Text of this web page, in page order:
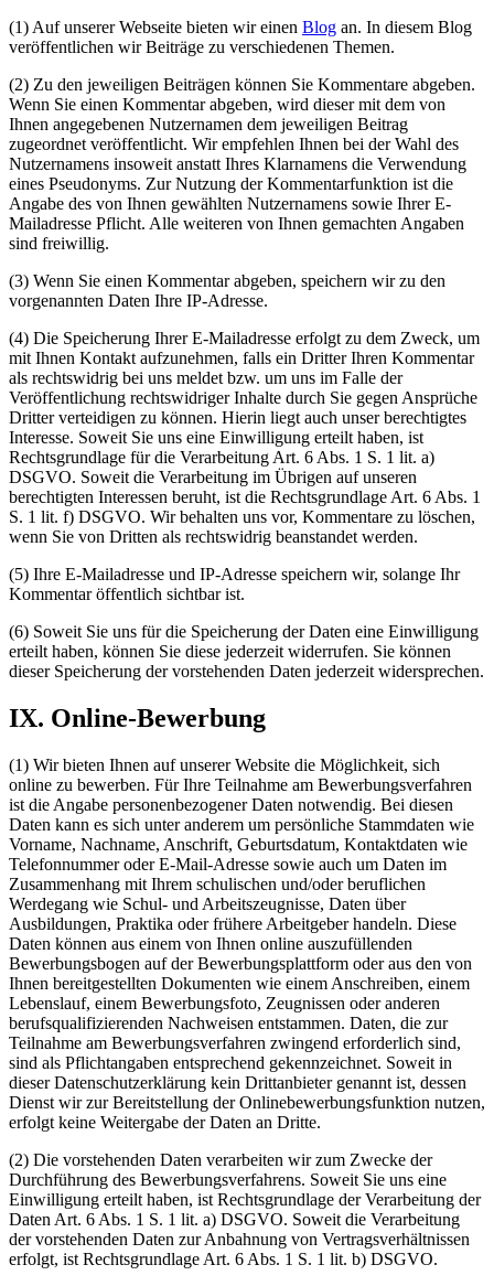
(1) Auf unserer Webseite bieten wir einen Blog an. In diesem Blog
veröffentlichen wir Beiträge zu verschiedenen Themen.
(2) Zu den jeweiligen Beiträgen können Sie Kommentare abgeben.
Wenn Sie einen Kommentar abgeben, wird dieser mit dem von
Ihnen angegebenen Nutzernamen dem jeweiligen Beitrag
zugeordnet veröffentlicht. Wir empfehlen Ihnen bei der Wahl des
Nutzernamens insoweit anstatt Ihres Klarnamens die Verwendung
eines Pseudonyms. Zur Nutzung der Kommentarfunktion ist die
Angabe des von Ihnen gewählten Nutzernamens sowie Ihrer E-
Mailadresse Pflicht. Alle weiteren von Ihnen gemachten Angaben
sind freiwillig.
(3) Wenn Sie einen Kommentar abgeben, speichern wir zu den
vorgenannten Daten Ihre IP-Adresse.
(4) Die Speicherung Ihrer E-Mailadresse erfolgt zu dem Zweck, um
mit Ihnen Kontakt aufzunehmen, falls ein Dritter Ihren Kommentar
als rechtswidrig bei uns meldet bzw. um uns im Falle der
Veröffentlichung rechtswidriger Inhalte durch Sie gegen Ansprüche
Dritter verteidigen zu können. Hierin liegt auch unser berechtigtes
Interesse. Soweit Sie uns eine Einwilligung erteilt haben, ist
Rechtsgrundlage für die Verarbeitung Art. 6 Abs. 1 S. 1 lit. a)
DSGVO. Soweit die Verarbeitung im Übrigen auf unseren
berechtigten Interessen beruht, ist die Rechtsgrundlage Art. 6 Abs. 1
S. 1 lit. f) DSGVO. Wir behalten uns vor, Kommentare zu löschen,
wenn Sie von Dritten als rechtswidrig beanstandet werden.
(5) Ihre E-Mailadresse und IP-Adresse speichern wir, solange Ihr
Kommentar öffentlich sichtbar ist.
(6) Soweit Sie uns für die Speicherung der Daten eine Einwilligung
erteilt haben, können Sie diese jederzeit widerrufen. Sie können
dieser Speicherung der vorstehenden Daten jederzeit widersprechen.
IX. Online-Bewerbung
(1) Wir bieten Ihnen auf unserer Website die Möglichkeit, sich
online zu bewerben. Für Ihre Teilnahme am Bewerbungsverfahren
ist die Angabe personenbezogener Daten notwendig. Bei diesen
Daten kann es sich unter anderem um persönliche Stammdaten wie
Vorname, Nachname, Anschrift, Geburtsdatum, Kontaktdaten wie
Telefonnummer oder E-Mail-Adresse sowie auch um Daten im
Zusammenhang mit Ihrem schulischen und/oder beruflichen
Werdegang wie Schul- und Arbeitszeugnisse, Daten über
Ausbildungen, Praktika oder frühere Arbeitgeber handeln. Diese
Daten können aus einem von Ihnen online auszufüllenden
Bewerbungsbogen auf der Bewerbungsplattform oder aus den von
Ihnen bereitgestellten Dokumenten wie einem Anschreiben, einem
Lebenslauf, einem Bewerbungsfoto, Zeugnissen oder anderen
berufsqualifizierenden Nachweisen entstammen. Daten, die zur
Teilnahme am Bewerbungsverfahren zwingend erforderlich sind,
sind als Pflichtangaben entsprechend gekennzeichnet. Soweit in
dieser Datenschutzerklärung kein Drittanbieter genannt ist, dessen
Dienst wir zur Bereitstellung der Onlinebewerbungsfunktion nutzen,
erfolgt keine Weitergabe der Daten an Dritte.
(2) Die vorstehenden Daten verarbeiten wir zum Zwecke der
Durchführung des Bewerbungsverfahrens. Soweit Sie uns eine
Einwilligung erteilt haben, ist Rechtsgrundlage der Verarbeitung der
Daten Art. 6 Abs. 1 S. 1 lit. a) DSGVO. Soweit die Verarbeitung
der vorstehenden Daten zur Anbahnung von Vertragsverhältnissen
erfolgt, ist Rechtsgrundlage Art. 6 Abs. 1 S. 1 lit. b) DSGVO.